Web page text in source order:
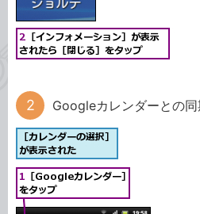
Googleカレンダーとの